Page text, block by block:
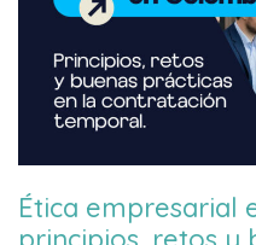
Ética empresarial